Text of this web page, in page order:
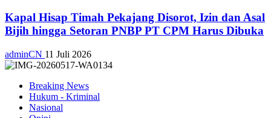
Kapal Hisap Timah Pekajang Disorot, Izin dan Asal
Bijih hingga Setoran PNBP PT CPM Harus Dibuka
adminCN 11 Juli 2026
Breaking News
Hukum - Kriminal
Nasional